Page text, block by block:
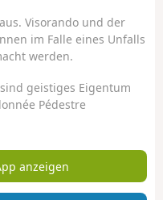
Visorando und der
im Falle eines Unfalls
werden.
geistiges Eigentum
Pédestre
anzeigen